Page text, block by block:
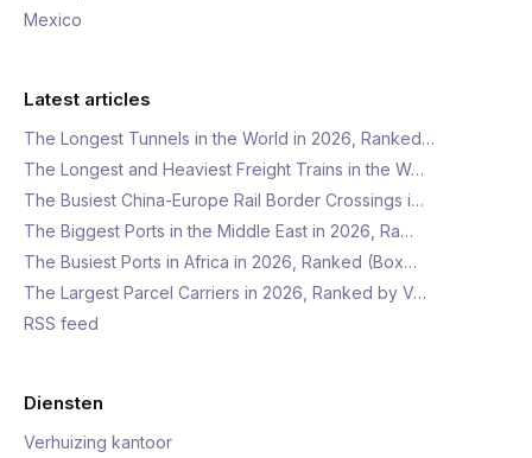
Mexico
Latest articles
The Longest Tunnels in the World in 2026, Ranked…
The Longest and Heaviest Freight Trains in the W…
The Busiest China-Europe Rail Border Crossings i…
The Biggest Ports in the Middle East in 2026, Ra…
The Busiest Ports in Africa in 2026, Ranked (Box…
The Largest Parcel Carriers in 2026, Ranked by V…
RSS feed
Diensten
Verhuizing kantoor